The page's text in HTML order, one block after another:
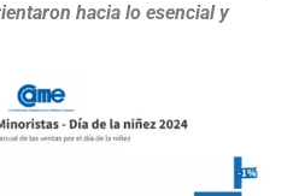
hacia lo esencial y